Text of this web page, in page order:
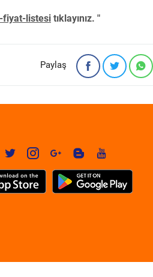
fiyat-listesi tıklayınız. "
Paylaş